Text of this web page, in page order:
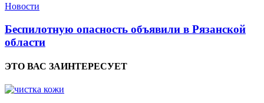
Новости
Беспилотную опасность объявили в Рязанской
области
ЭТО ВАС ЗАИНТЕРЕСУЕТ